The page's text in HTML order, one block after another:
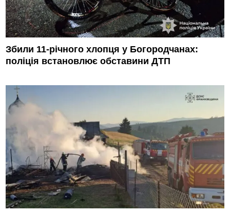
Збили 11-річного хлопця у Богородчанах:
поліція встановлює обставини ДТП